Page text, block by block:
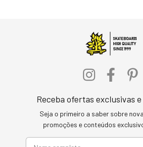
Receba ofertas exclusivas
Seja o primeiro a saber sobre
promoções e conteúdos